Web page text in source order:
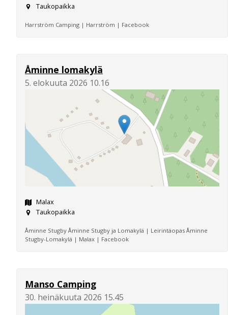
Taukopaikka
Harrström Camping | Harrström | Facebook
Åminne lomakylä
5. elokuuta 2026 10.16
Malax
Taukopaikka
Åminne Stugby Åminne Stugby ja Lomakylä | Leirintäopas Åminne
Stugby-Lomakylä | Malax | Facebook
Manso Camping
30. heinäkuuta 2026 15.45